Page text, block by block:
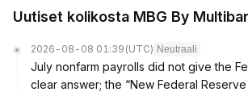
Uutiset kolikosta MBG By
2026-08-08 01:39 (UTC) Neutraali
July nonfarm payrolls did not give the
clear answer; the “New Federal